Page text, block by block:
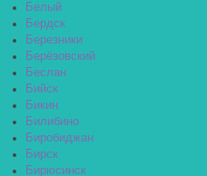
Белый
Бердск
Березники
Берёзовский
Беслан
Бийск
Бикин
Билибино
Биробиджан
Бирск
Бирюсинск